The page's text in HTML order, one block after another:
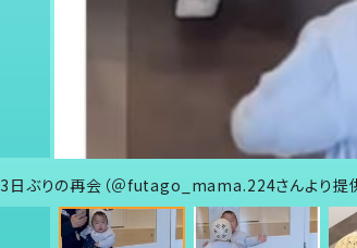
3日ぶりの再会（＠futago_mama.224さんより提